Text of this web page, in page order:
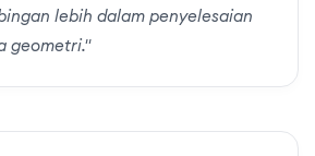
lebih dalam penyelesaian
geometri."